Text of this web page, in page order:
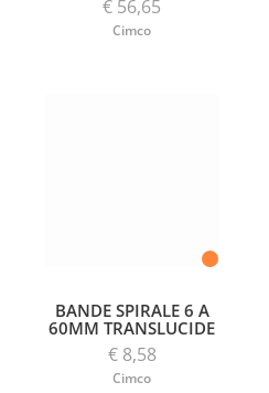
€ 56,65
Cimco
BANDE SPIRALE 6 A
60MM TRANSLUCIDE
€ 8,58
Cimco